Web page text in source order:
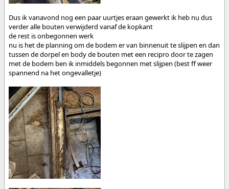
Dus ik vanavond nog een paar uurtjes eraan gewerkt ik heb nu dus
verder alle bouten verwijderd vanaf de kopkant
de rest is onbegonnen werk
nu is het de planning om de bodem er van binnenuit te slijpen en dan
tussen de dorpel en body de bouten met een recipro door te zagen
met de bodem ben ik inmiddels begonnen met slijpen (best ff weer
spannend na het ongevalletje)